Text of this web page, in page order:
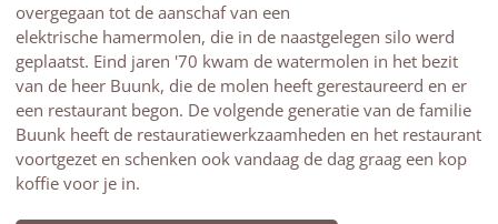
overgegaan tot de aanschaf van een
elektrische hamermolen, die in de naastgelegen silo werd
geplaatst. Eind jaren '70 kwam de watermolen in het bezit
van de heer Buunk, die de molen heeft gerestaureerd en er
een restaurant begon. De volgende generatie van de familie
Buunk heeft de restauratiewerkzaamheden en het restaurant
voortgezet en schenken ook vandaag de dag graag een kop
koffie voor je in.